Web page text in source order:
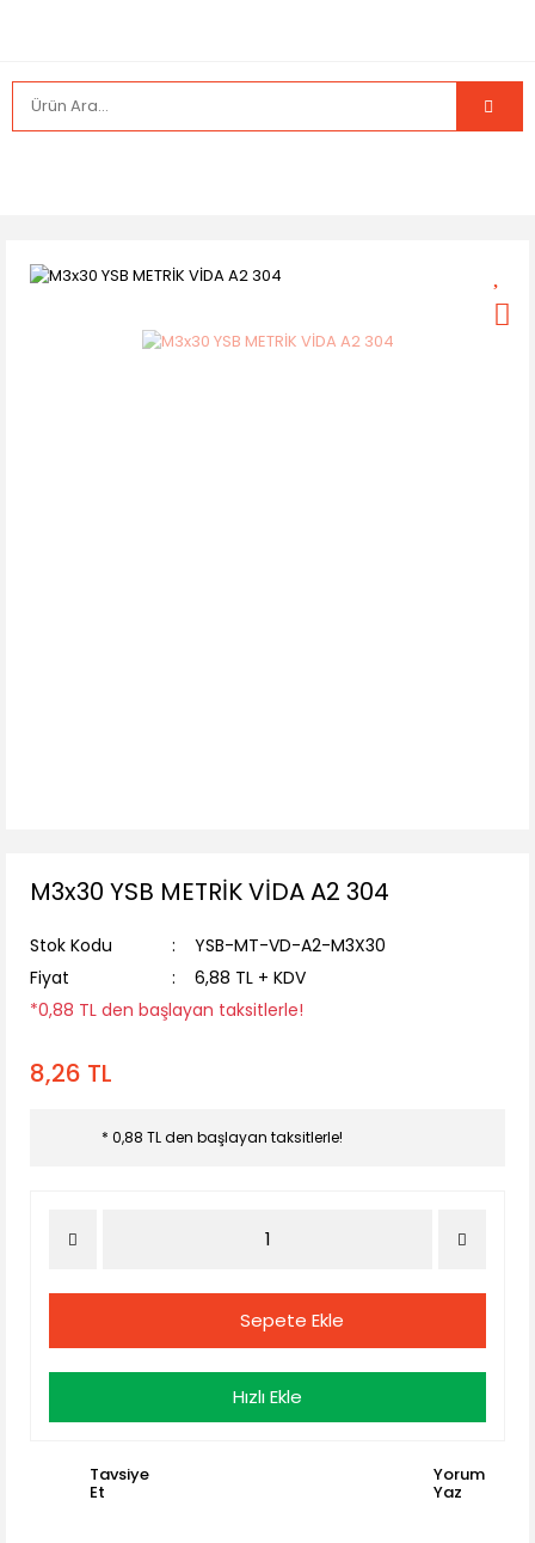
M3x30 YSB METRİK VİDA A2 304
Stok Kodu
YSB-MT-VD-A2-M3X30
Fiyat
6,88 TL + KDV
*0,88 TL den başlayan taksitlerle!
8,26 TL
* 0,88 TL den başlayan taksitlerle!
Sepete Ekle
Hızlı Ekle
Tavsiye
Et
Yorum
Yaz